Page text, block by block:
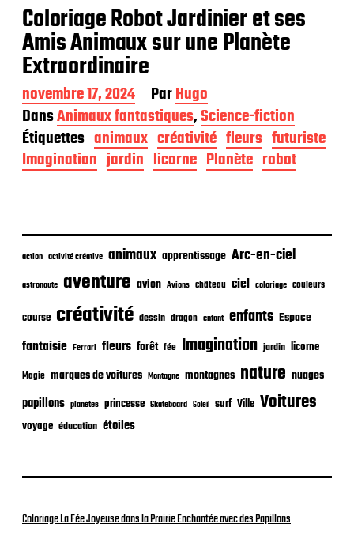
Coloriage Robot Jardinier et ses
Amis Animaux sur une Planète
Extraordinaire
D
a
t
e
d
e
l
i
a
i
n
novembre 17, 2024 ParHugo
DansAnimaux fantastiques,Science-fiction
Étiquettes animaux créativité fleurs futuriste
Imagination jardin licorne Planète robot
action activité créative animaux apprentissage Arc-en-ciel
astronaute aventure avion Avions château ciel coloriage couleurs
course créativité dessin dragon enfant enfants Espace
fantaisie Ferrari fleurs forêt fée Imagination jardin licorne
Magie marques de voitures Montagne montagnes nature nuages
papillons planètes princesse Skateboard Soleil surf Ville Voitures
voyage éducation étoiles
Coloriage La Fée Joyeuse dans la Prairie Enchantée avec des Papillons